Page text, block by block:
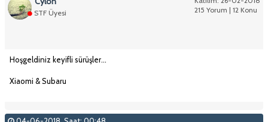
215 Yorum | 12 Konu
STF Üyesi
Hoşgeldiniz keyifli sürüşler...
Xiaomi & Subaru